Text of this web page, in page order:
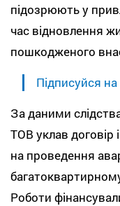
підозрюють у
час відновлення
пошкодженого
Підписуйся
За даними
ТОВ уклав
на проведення
Роботи